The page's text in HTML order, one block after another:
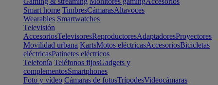
Smart home TimbresCámarasAltavoces
Wearables Smartwatches
Televisión
AccesoriosTelevisoresReproductoresAdaptadoresProyectores
Movilidad urbana KartsMotos eléctricasAccesoriosBicicletas
eléctricasPatinetes eléctricos
Telefonía Teléfonos fijosGadgets y
complementosSmartphones
Foto y vídeo Cámaras de fotosTrípodesVideocámaras